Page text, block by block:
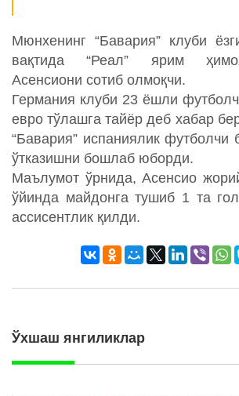
Мюнхенинг “Бавария” клуби
вақтида “Реал” ярим
Асенсиони сотиб олмоқчи.
Германия клуби 23 ёшли
евро тўлашга тайёр деб хабар
“Бавария” испаниялик футболчи
ўтказишни бошлаб юборди.
Маълумот ўрнида, Асенсио
ўйинда майдонга тушиб 1 та
ассисентлик қилди.
Ўхшаш янгиликлар